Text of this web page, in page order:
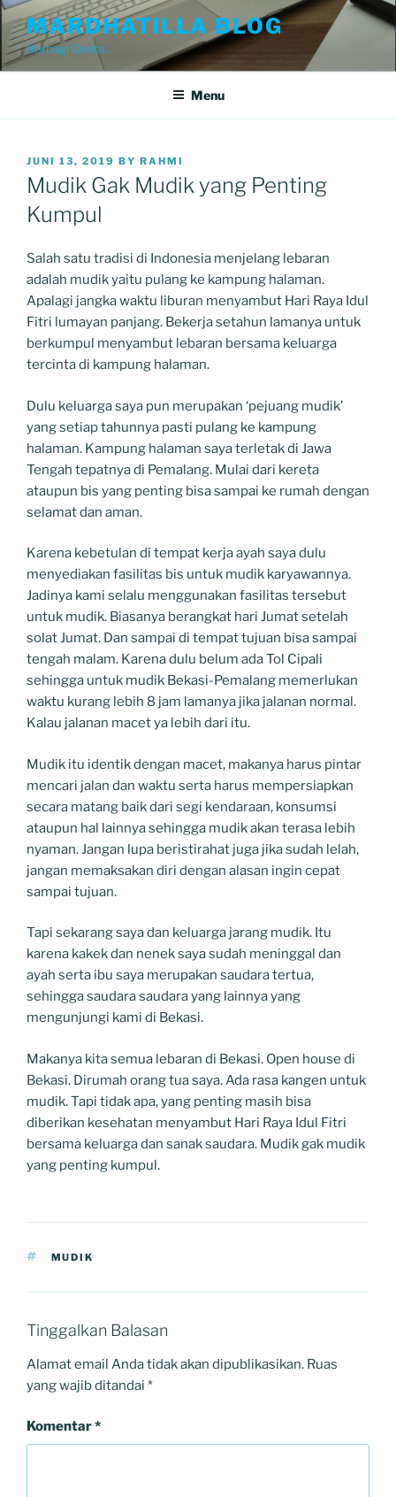
Skip
to
content
MARDHATILLA BLOG
Berbagi Cerita..
Menu
POSTED
ON
JUNI 13, 2019 BY RAHMI
Mudik Gak Mudik yang Penting
Kumpul
Salah satu tradisi di Indonesia menjelang lebaran
adalah mudik yaitu pulang ke kampung halaman.
Apalagi jangka waktu liburan menyambut Hari Raya Idul
Fitri lumayan panjang. Bekerja setahun lamanya untuk
berkumpul menyambut lebaran bersama keluarga
tercinta di kampung halaman.
Dulu keluarga saya pun merupakan ‘pejuang mudik’
yang setiap tahunnya pasti pulang ke kampung
halaman. Kampung halaman saya terletak di Jawa
Tengah tepatnya di Pemalang. Mulai dari kereta
ataupun bis yang penting bisa sampai ke rumah dengan
selamat dan aman.
Karena kebetulan di tempat kerja ayah saya dulu
menyediakan fasilitas bis untuk mudik karyawannya.
Jadinya kami selalu menggunakan fasilitas tersebut
untuk mudik. Biasanya berangkat hari Jumat setelah
solat Jumat. Dan sampai di tempat tujuan bisa sampai
tengah malam. Karena dulu belum ada Tol Cipali
sehingga untuk mudik Bekasi-Pemalang memerlukan
waktu kurang lebih 8 jam lamanya jika jalanan normal.
Kalau jalanan macet ya lebih dari itu.
Mudik itu identik dengan macet, makanya harus pintar
mencari jalan dan waktu serta harus mempersiapkan
secara matang baik dari segi kendaraan, konsumsi
ataupun hal lainnya sehingga mudik akan terasa lebih
nyaman. Jangan lupa beristirahat juga jika sudah lelah,
jangan memaksakan diri dengan alasan ingin cepat
sampai tujuan.
Tapi sekarang saya dan keluarga jarang mudik. Itu
karena kakek dan nenek saya sudah meninggal dan
ayah serta ibu saya merupakan saudara tertua,
sehingga saudara saudara yang lainnya yang
mengunjungi kami di Bekasi.
Makanya kita semua lebaran di Bekasi. Open house di
Bekasi. Dirumah orang tua saya. Ada rasa kangen untuk
mudik. Tapi tidak apa, yang penting masih bisa
diberikan kesehatan menyambut Hari Raya Idul Fitri
bersama keluarga dan sanak saudara. Mudik gak mudik
yang penting kumpul.
TAGS
MUDIK
Tinggalkan Balasan
Alamat email Anda tidak akan dipublikasikan. Ruas
yang wajib ditandai *
Komentar*